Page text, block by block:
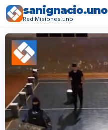
sanignacio.uno
Red Misiones.uno